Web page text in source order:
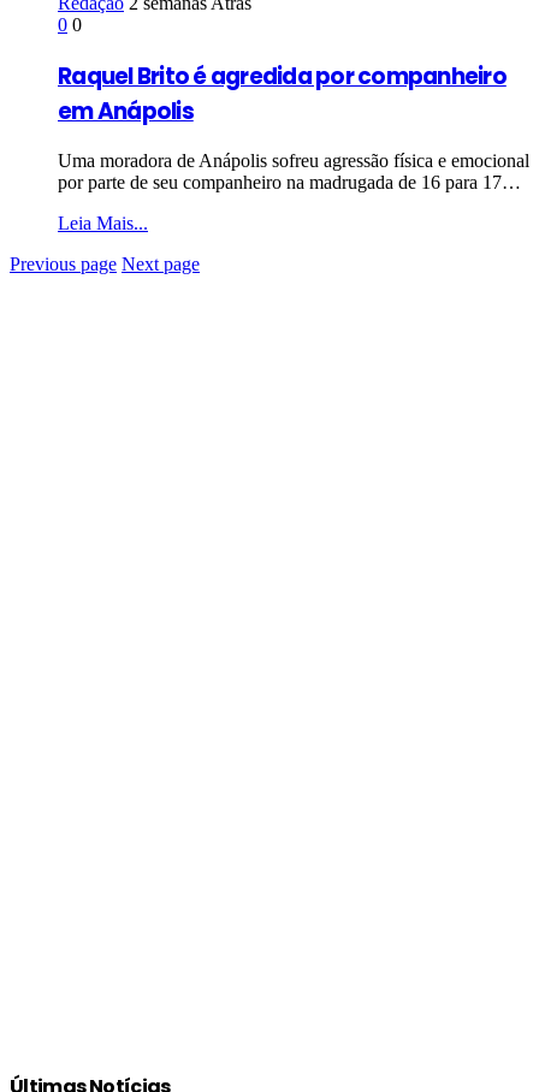
0 0
Raquel Brito é agredida por companheiro
em Anápolis
Uma moradora de Anápolis sofreu agressão física e emocional
por parte de seu companheiro na madrugada de 16 para 17…
Leia Mais...
Previous page Next page
Últimas Notícias